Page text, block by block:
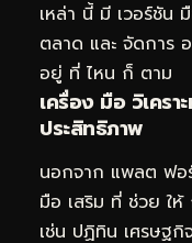
เหล่า นี้ มี เวอร์ชัน
ตลาด และ จัดการ
อยู่ ที่ ไหน ก็ ตาม
เครื่อง มือ วิเครา
ประสิทธิภาพ
นอกจาก แพลต ฟอ
มือ เสริม ที่ ช่วย ใ
เช่น ปฏิทิน เศรษฐ